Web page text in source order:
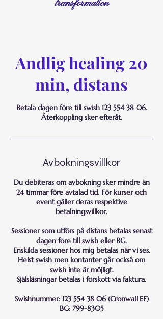
transformation
Andlig healing 20
min, distans
Betala dagen före till swish 123 554 38 06.
Återkoppling sker efteråt.
Avbokningsvillkor
Du debiteras om avbokning sker mindre än
24 timmar före avtalad tid. För kurser och
event gäller deras respektive
betalningsvillkor.
Sessioner som utförs på distans betalas senast
dagen före till swish eller BG.
Enskilda sessioner hos mig betalas när vi ses.
Helst swish men kontanter går också om
swish inte är möjligt.
Själsläsningar betalas i förskott via faktura.
Swishnummer: 123 554 38 06 (Cronwall EF)
BG: 799-8305